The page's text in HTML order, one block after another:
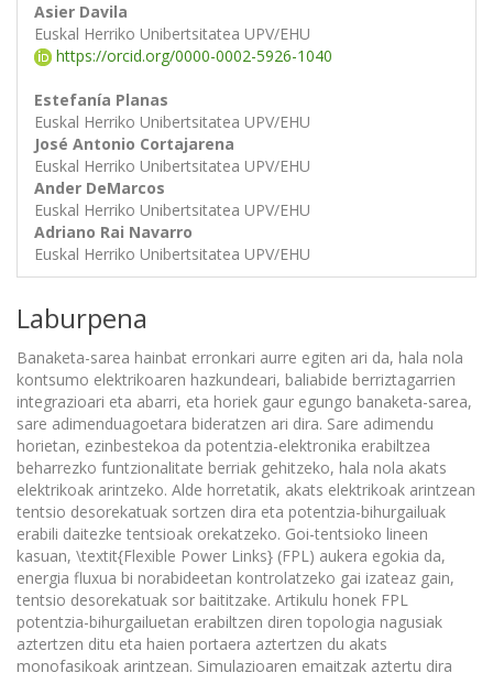
Asier Davila
Euskal Herriko Unibertsitatea UPV/EHU
https://orcid.org/0000-0002-5926-1040
Estefanía Planas
Euskal Herriko Unibertsitatea UPV/EHU
José Antonio Cortajarena
Euskal Herriko Unibertsitatea UPV/EHU
Ander DeMarcos
Euskal Herriko Unibertsitatea UPV/EHU
Adriano Rai Navarro
Euskal Herriko Unibertsitatea UPV/EHU
Laburpena
Banaketa-sarea hainbat erronkari aurre egiten ari da, hala nola
kontsumo elektrikoaren hazkundeari, baliabide berriztagarrien
integrazioari eta abarri, eta horiek gaur egungo banaketa-sarea,
sare adimenduagoetara bideratzen ari dira. Sare adimendu
horietan, ezinbestekoa da potentzia-elektronika erabiltzea
beharrezko funtzionalitate berriak gehitzeko, hala nola akats
elektrikoak arintzeko. Alde horretatik, akats elektrikoak arintzean
tentsio desorekatuak sortzen dira eta potentzia-bihurgailuak
erabili daitezke tentsioak orekatzeko. Goi-tentsioko lineen
kasuan, \textit{Flexible Power Links} (FPL) aukera egokia da,
energia fluxua bi norabideetan kontrolatzeko gai izateaz gain,
tentsio desorekatuak sor baititzake. Artikulu honek FPL
potentzia-bihurgailuetan erabiltzen diren topologia nagusiak
aztertzen ditu eta haien portaera aztertzen du akats
monofasikoak arintzean. Simulazioaren emaitzak aztertu dira